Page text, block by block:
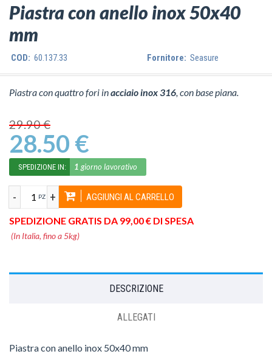
Piastra con anello inox 50x40
mm
COD: 60.137.33 Fornitore: Seasure
Piastra con quattro fori inacciaio inox 316 , con base piana.
29.90 €
28.50 €
SPEDIZIONE IN: 1 giorno lavorativo
PZ +
- AGGIUNGI AL CARRELLO
SPEDIZIONE GRATIS DA 99,00 € DI SPESA
(In Italia, fino a 5kg)
DESCRIZIONE
ALLEGATI
Piastra con anello inox 50x40 mm